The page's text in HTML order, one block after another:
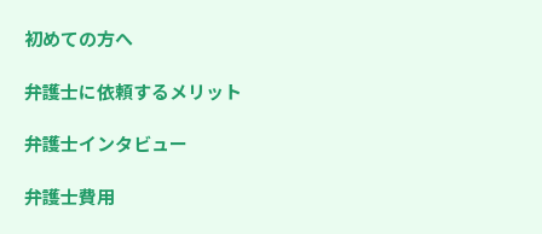
初めての方へ
弁護士に依頼するメリット
弁護士インタビュー
弁護士費用